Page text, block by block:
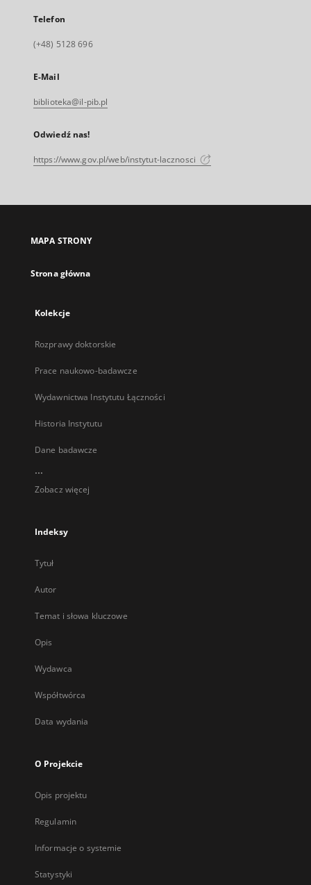
Telefon
(+48) 5128 696
E-Mail
biblioteka@il-pib.pl
Odwiedź nas!
https://www.gov.pl/web/instytut-lacznosci
MAPA STRONY
Strona główna
Kolekcje
Rozprawy doktorskie
Prace naukowo-badawcze
Wydawnictwa Instytutu Łączności
Historia Instytutu
Dane badawcze
...
Zobacz więcej
Indeksy
Tytuł
Autor
Temat i słowa kluczowe
Opis
Wydawca
Współtwórca
Data wydania
O Projekcie
Opis projektu
Regulamin
Informacje o systemie
Statystyki